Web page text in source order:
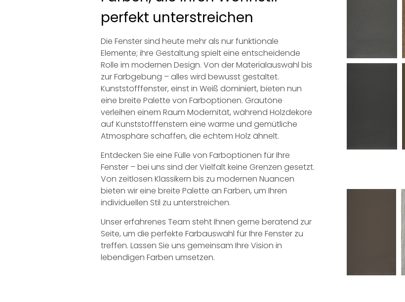
perfekt unterstreichen
Die Fenster sind heute mehr als nur funktionale
Elemente; ihre Gestaltung spielt eine entscheidende
Rolle im modernen Design. Von der Materialauswahl bis
zur Farbgebung – alles wird bewusst gestaltet.
Kunststofffenster, einst in Weiß dominiert, bieten nun
eine breite Palette von Farboptionen. Grautöne
verleihen einem Raum Modernität, während Holzdekore
auf Kunststofffenstern eine warme und gemütliche
Atmosphäre schaffen, die echtem Holz ähnelt.
Entdecken Sie eine Fülle von Farboptionen für Ihre
Fenster – bei uns sind der Vielfalt keine Grenzen gesetzt.
Von zeitlosen Klassikern bis zu modernen Nuancen
bieten wir eine breite Palette an Farben, um Ihren
individuellen Stil zu unterstreichen.
Unser erfahrenes Team steht Ihnen gerne beratend zur
Seite, um die perfekte Farbauswahl für Ihre Fenster zu
treffen. Lassen Sie uns gemeinsam Ihre Vision in
lebendigen Farben umsetzen.